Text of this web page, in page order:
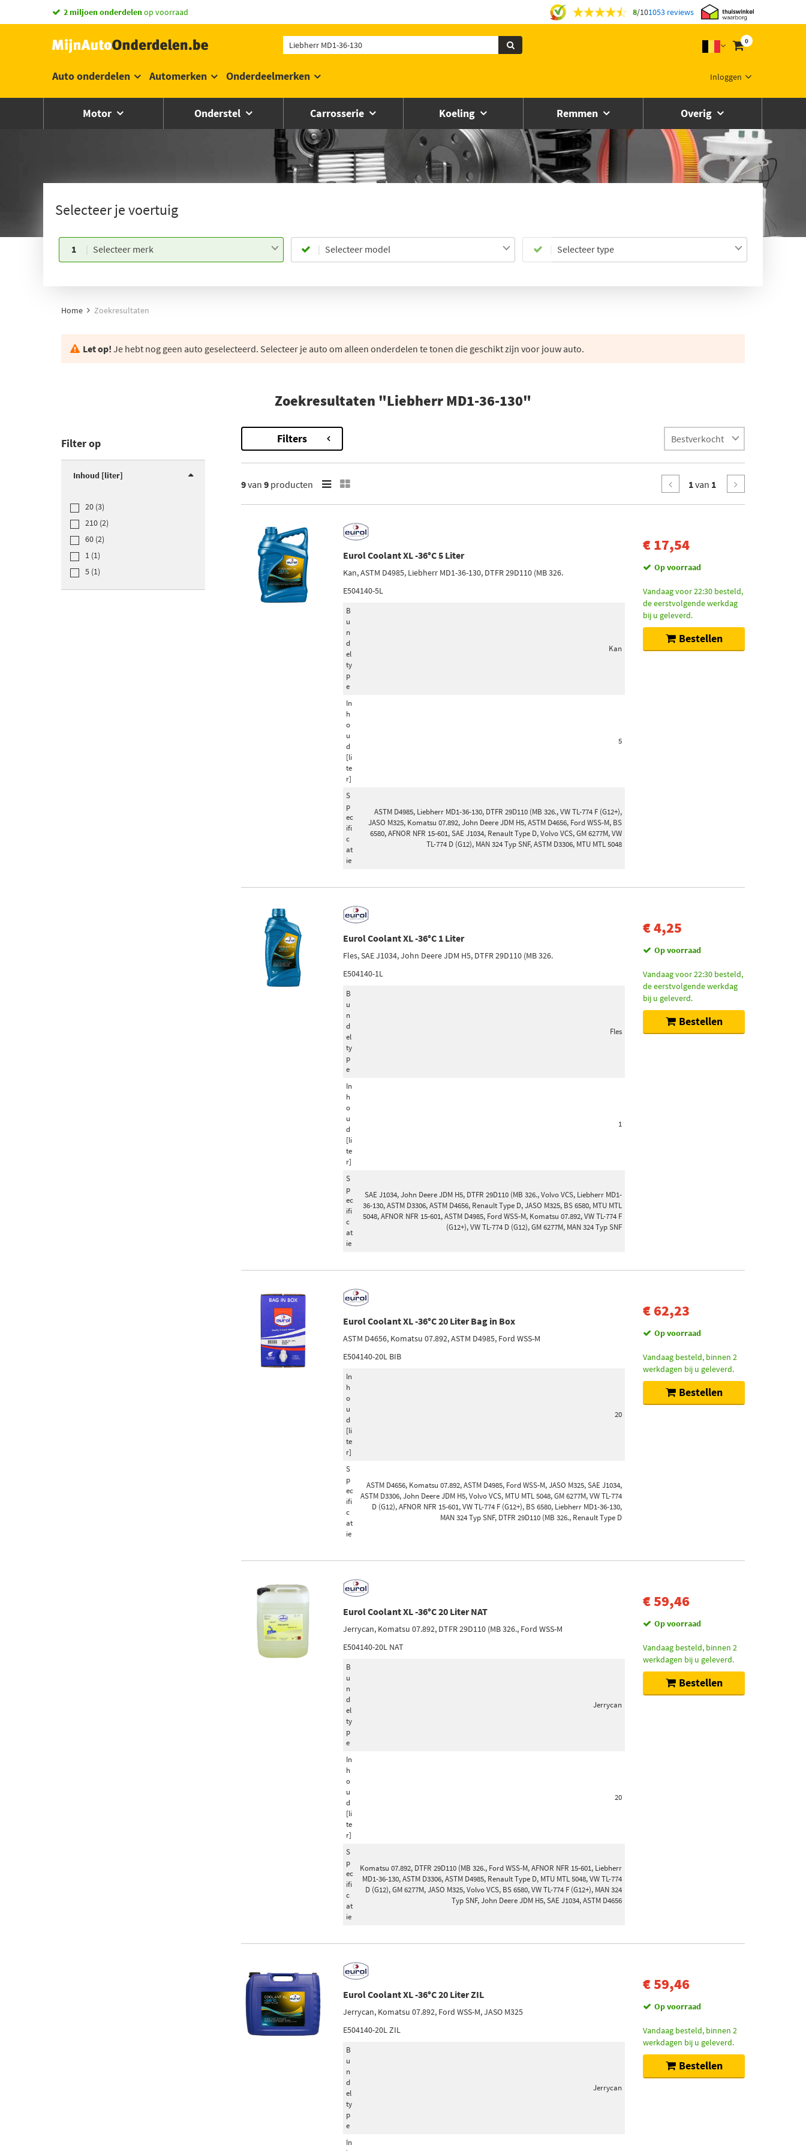
2 miljoen onderdelenop voorraad 8/101053 reviews
0
Inloggen
Auto onderdelen Automerken Onderdeelmerken
Motor Onderstel Carrosserie Koeling Remmen Overig
Selecteer je voertuig
1 Selecteer merk Selecteer model Selecteer type
Home Zoekresultaten
Let op! Je hebt nog geen auto geselecteerd. Selecteer je auto om alleen onderdelen te tonen die geschikt zijn voor jouw auto.
Zoekresultaten "Liebherr MD1-36-130"
Filter op
Inhoud [liter]
20 (3)
210 (2)
60 (2)
1 (1)
5 (1)
Filters
9van 9 producten 1van 1
Eurol Coolant XL -36°C 5 Liter
Kan, ASTM D4985, Liebherr MD1-36-130, DTFR 29D110 (MB 326.
E504140-5L
B
u
n
d
el
ty
p
e
Kan
In
h
o
u
d
[li
te
r]
5
S
p
ec
ifi
c
at
ie
ASTM D4985, Liebherr MD1-36-130, DTFR 29D110 (MB 326., VW TL-774 F (G12+),
JASO M325, Komatsu 07.892, John Deere JDM H5, ASTM D4656, Ford WSS-M, BS
6580, AFNOR NFR 15-601, SAE J1034, Renault Type D, Volvo VCS, GM 6277M, VW
TL-774 D (G12), MAN 324 Typ SNF, ASTM D3306, MTU MTL 5048
€ 17,54
Op voorraad
Vandaag voor 22:30 besteld,
de eerstvolgende werkdag
bij u geleverd.
Bestellen
Eurol Coolant XL -36°C 1 Liter
Fles, SAE J1034, John Deere JDM H5, DTFR 29D110 (MB 326.
E504140-1L
B
u
n
d
el
ty
p
e
Fles
In
h
o
u
d
[li
te
r]
1
S
p
ec
ifi
c
at
ie
SAE J1034, John Deere JDM H5, DTFR 29D110 (MB 326., Volvo VCS, Liebherr MD1-
36-130, ASTM D3306, ASTM D4656, Renault Type D, JASO M325, BS 6580, MTU MTL
5048, AFNOR NFR 15-601, ASTM D4985, Ford WSS-M, Komatsu 07.892, VW TL-774 F
(G12+), VW TL-774 D (G12), GM 6277M, MAN 324 Typ SNF
€ 4,25
Op voorraad
Vandaag voor 22:30 besteld,
de eerstvolgende werkdag
bij u geleverd.
Bestellen
Eurol Coolant XL -36°C 20 Liter Bag in Box
ASTM D4656, Komatsu 07.892, ASTM D4985, Ford WSS-M
E504140-20L BIB
In
h
o
u
d
[li
te
r]
20
S
p
ec
ifi
c
at
ie
ASTM D4656, Komatsu 07.892, ASTM D4985, Ford WSS-M, JASO M325, SAE J1034,
ASTM D3306, John Deere JDM H5, Volvo VCS, MTU MTL 5048, GM 6277M, VW TL-774
D (G12), AFNOR NFR 15-601, VW TL-774 F (G12+), BS 6580, Liebherr MD1-36-130,
MAN 324 Typ SNF, DTFR 29D110 (MB 326., Renault Type D
€ 62,23
Op voorraad
Vandaag besteld, binnen 2
werkdagen bij u geleverd.
Bestellen
Eurol Coolant XL -36°C 20 Liter NAT
Jerrycan, Komatsu 07.892, DTFR 29D110 (MB 326., Ford WSS-M
E504140-20L NAT
B
u
n
d
el
ty
p
e
Jerrycan
In
h
o
u
d
[li
te
r]
20
S
p
ec
ifi
c
at
ie
Komatsu 07.892, DTFR 29D110 (MB 326., Ford WSS-M, AFNOR NFR 15-601, Liebherr
MD1-36-130, ASTM D3306, ASTM D4985, Renault Type D, MTU MTL 5048, VW TL-774
D (G12), GM 6277M, JASO M325, Volvo VCS, BS 6580, VW TL-774 F (G12+), MAN 324
Typ SNF, John Deere JDM H5, SAE J1034, ASTM D4656
€ 59,46
Op voorraad
Vandaag besteld, binnen 2
werkdagen bij u geleverd.
Bestellen
Eurol Coolant XL -36°C 20 Liter ZIL
Jerrycan, Komatsu 07.892, Ford WSS-M, JASO M325
E504140-20L ZIL
B
u
n
d
el
ty
p
e
Jerrycan
In
€ 59,46
Op voorraad
Vandaag besteld, binnen 2
werkdagen bij u geleverd.
Bestellen